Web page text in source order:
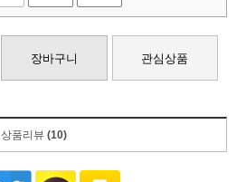
장바구니 관심상품
상품리뷰 (10)